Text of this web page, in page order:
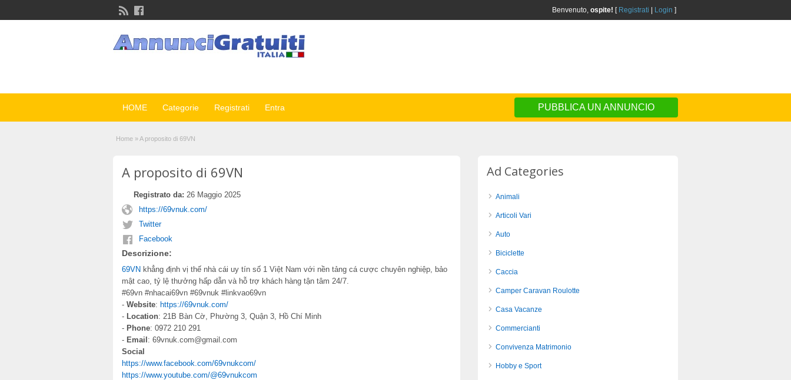
Benvenuto, ospite! [ Registrati Login ]
HOME Categorie Registrati Entra PUBBLICA UN ANNUNCIO
Home »A proposito di 69VN
A proposito di 69VN
Registrato da: 26 Maggio 2025
https://69vnuk.com/
Twitter
Facebook
Descrizione:
69VN khẳng định vị thế nhà cái uy tín số 1 Việt Nam với nền tảng cá cược chuyên nghiệp, bảo
mật cao, tỷ lệ thưởng hấp dẫn và hỗ trợ khách hàng tận tâm 24/7.
#69vn #nhacai69vn #69vnuk #linkvao69vn
- Website: https://69vnuk.com/
- Location: 21B Bàn Cờ, Phường 3, Quận 3, Hồ Chí Minh
- Phone: 0972 210 291
- Email : 69vnuk.com@gmail.com
Social
https://www.facebook.com/69vnukcom/
https://www.youtube.com/@69vnukcom
Ad Categories
Animali
Articoli Vari
Auto
Biciclette
Caccia
Camper Caravan Roulotte
Casa Vacanze
Commercianti
Convivenza Matrimonio
Hobby e Sport